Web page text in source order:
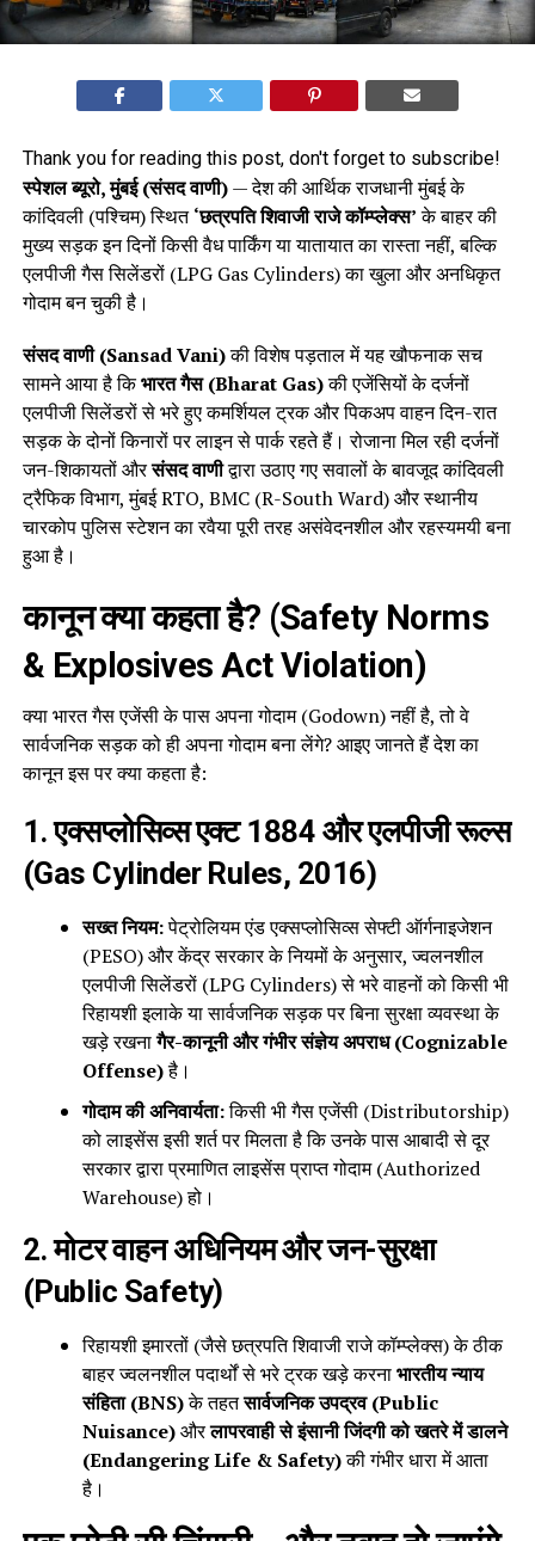
Thank you for reading this post, don't forget to subscribe!
स्पेशल ब्यूरो, मुंबई (संसद वाणी)— देश की आर्थिक राजधानी मुंबई के
कांदिवली (पश्चिम) स्थित‘छत्रपति शिवाजी राजे कॉम्प्लेक्स’के बाहर की
मुख्य सड़क इन दिनों किसी वैध पार्किंग या यातायात का रास्ता नहीं, बल्कि
एलपीजी गैस सिलेंडरों (LPG Gas Cylinders) का खुला और अनधिकृत
गोदाम बन चुकी है।
संसद वाणी (Sansad Vani)की विशेष पड़ताल में यह खौफनाक सच
सामने आया है किभारत गैस (Bharat Gas)की एजेंसियों के दर्जनों
एलपीजी सिलेंडरों से भरे हुए कमर्शियल ट्रक और पिकअप वाहन दिन-रात
सड़क के दोनों किनारों पर लाइन से पार्क रहते हैं। रोजाना मिल रही दर्जनों
जन-शिकायतों औरसंसद वाणीद्वारा उठाए गए सवालों के बावजूद कांदिवली
ट्रैफिक विभाग, मुंबई RTO, BMC (R-South Ward) और स्थानीय
चारकोप पुलिस स्टेशन का रवैया पूरी तरह असंवेदनशील और रहस्यमयी बना
हुआ है।
कानून क्या कहता है? (Safety Norms
& Explosives Act Violation)
क्या भारत गैस एजेंसी के पास अपना गोदाम (Godown) नहीं है, तो वे
सार्वजनिक सड़क को ही अपना गोदाम बना लेंगे? आइए जानते हैं देश का
कानून इस पर क्या कहता है:
1. एक्सप्लोसिव्स एक्ट 1884 और एलपीजी रूल्स
(Gas Cylinder Rules, 2016)
सख्त नियम:पेट्रोलियम एंड एक्सप्लोसिव्स सेफ्टी ऑर्गनाइजेशन
(PESO) और केंद्र सरकार के नियमों के अनुसार, ज्वलनशील
एलपीजी सिलेंडरों (LPG Cylinders) से भरे वाहनों को किसी भी
रिहायशी इलाके या सार्वजनिक सड़क पर बिना सुरक्षा व्यवस्था के
खड़े रखनागैर-कानूनी और गंभीर संज्ञेय अपराध (Cognizable
Offense)है।
गोदाम की अनिवार्यता:किसी भी गैस एजेंसी (Distributorship)
को लाइसेंस इसी शर्त पर मिलता है कि उनके पास आबादी से दूर
सरकार द्वारा प्रमाणित लाइसेंस प्राप्त गोदाम (Authorized
Warehouse) हो।
2. मोटर वाहन अधिनियम और जन-सुरक्षा
(Public Safety)
रिहायशी इमारतों (जैसे छत्रपति शिवाजी राजे कॉम्प्लेक्स) के ठीक
बाहर ज्वलनशील पदार्थों से भरे ट्रक खड़े करनाभारतीय न्याय
संहिता (BNS)के तहतसार्वजनिक उपद्रव (Public
Nuisance)औरलापरवाही से इंसानी जिंदगी को खतरे में डालने
(Endangering Life & Safety)की गंभीर धारा में आता
है।